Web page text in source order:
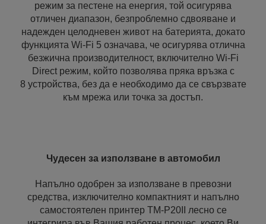
режим за пестене на енергия, той осигурява
отличен диапазон, безпроблемно сдвояване и
надежден целодневен живот на батерията, докато
функцията Wi‑Fi 5 означава, че осигурява отлична
безжична производителност, включително Wi-Fi
Direct режим, който позволява пряка връзка с
8 устройства, без да е необходимо да се свързвате
към мрежа или точка за достъп.
Чудесен за използване в автомобил
Напълно одобрен за използване в превозни
средства, изключително компактният и напълно
самостоятелен принтер TM‑P20II лесно се